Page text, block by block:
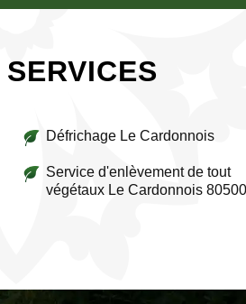
Défrichage Le Cardonnois
Service d'enlèvement de tout
végétaux Le Cardonnois 80500